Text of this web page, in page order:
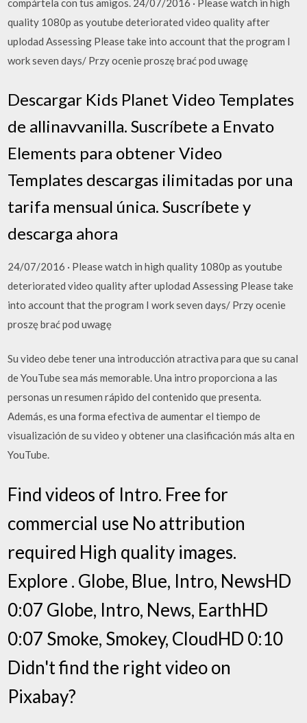
compártela con tus amigos. 24/07/2016 · Please watch in high
quality 1080p as youtube deteriorated video quality after
uplodad Assessing Please take into account that the program I
work seven days/ Przy ocenie proszę brać pod uwagę
Descargar Kids Planet Video Templates
de allinavvanilla. Suscríbete a Envato
Elements para obtener Video
Templates descargas ilimitadas por una
tarifa mensual única. Suscríbete y
descarga ahora
24/07/2016 · Please watch in high quality 1080p as youtube
deteriorated video quality after uplodad Assessing Please take
into account that the program I work seven days/ Przy ocenie
proszę brać pod uwagę
Su video debe tener una introducción atractiva para que su canal
de YouTube sea más memorable. Una intro proporciona a las
personas un resumen rápido del contenido que presenta.
Además, es una forma efectiva de aumentar el tiempo de
visualización de su video y obtener una clasificación más alta en
YouTube.
Find videos of Intro. Free for
commercial use No attribution
required High quality images.
Explore . Globe, Blue, Intro, NewsHD
0:07 Globe, Intro, News, EarthHD
0:07 Smoke, Smokey, CloudHD 0:10
Didn't find the right video on
Pixabay?